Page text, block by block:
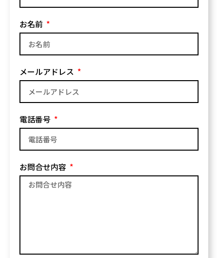
お名前
メールアドレス
電話番号
お問合せ内容